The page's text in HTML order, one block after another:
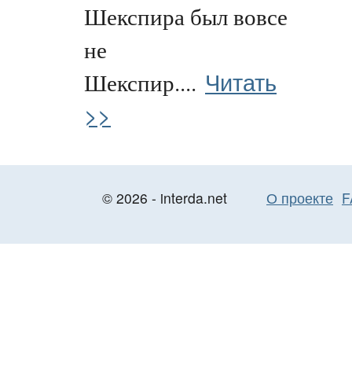
Шекспира был вовсе
не
Шекспир.... Читать
>>
© 2026 - interda.net О проекте